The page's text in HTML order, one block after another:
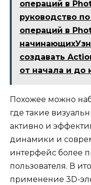
операций в
руководство
операций в
создавать
от начала и до
Похожее можно
где такие
активно и
динамики и
интерфейс более
пользователя. В
применение 3D-